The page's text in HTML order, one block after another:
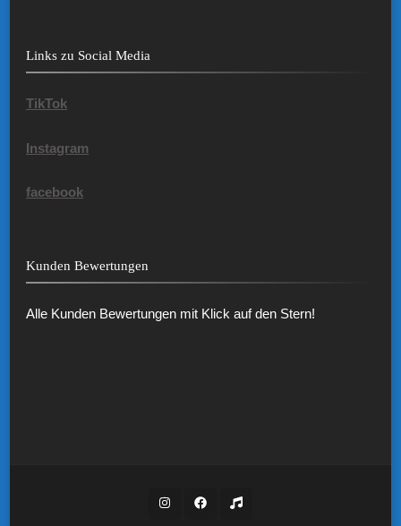
Links zu Social Media
TikTok
Instagram
facebook
Kunden Bewertungen
Alle Kunden Bewertungen mit Klick auf den Stern!